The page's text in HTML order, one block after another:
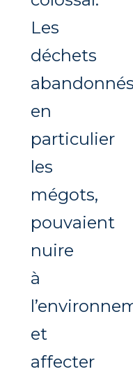
Les
déchets
en
particulier
les
mégots,
pouvaient
nuire
à
et
affecter